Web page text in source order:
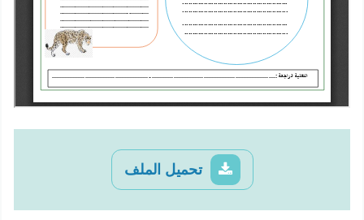
تحميل الملف